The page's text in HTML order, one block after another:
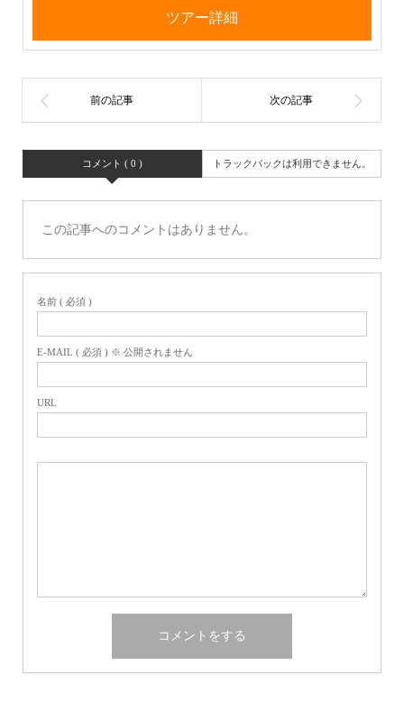
ツアー詳細
コメント ( 0 ) トラックバックは利用できません。
この記事へのコメントはありません。
名前 ( 必須 )
E-MAIL ( 必須 ) ※ 公開されません
URL